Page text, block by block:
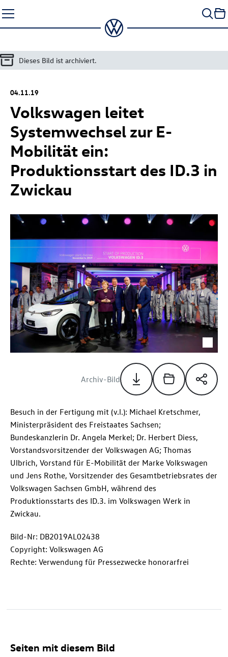
Seiteninhalt
springen
Dieses Bild ist archiviert.
04.11.19
Volkswagen leitet
Systemwechsel zur E-
Mobilität ein:
Produktionsstart des ID.3 in
Zwickau
Archiv-Bild
Besuch in der Fertigung mit (v.l.): Michael Kretschmer,
Ministerpräsident des Freistaates Sachsen;
Bundeskanzlerin Dr. Angela Merkel; Dr. Herbert Diess,
Vorstandsvorsitzender der Volkswagen AG; Thomas
Ulbrich, Vorstand für E-Mobilität der Marke Volkswagen
und Jens Rothe, Vorsitzender des Gesamtbetriebsrates der
Volkswagen Sachsen GmbH, während des
Produktionsstarts des ID.3. im Volkswagen Werk in
Zwickau.
Bild-Nr: DB2019AL02438
Copyright: Volkswagen AG
Rechte: Verwendung für Pressezwecke honorarfrei
Seiten mit diesem Bild